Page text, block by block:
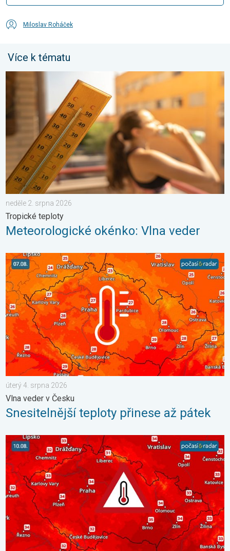
Miloslav Roháček
Více k tématu
Meteorologické okénko: Vlna veder. Tropické teploty. . .
neděle 2. srpna 2026
Tropické teploty
Meteorologické okénko: Vlna veder
Snesitelnější teploty přinese až pátek. Vlna veder v Česku. . .
úterý 4. srpna 2026
Vlna veder v Česku
Snesitelnější teploty přinese až pátek
Výrazně vysoké teploty se vrátí v neděli. Ochlazení jen krátké.